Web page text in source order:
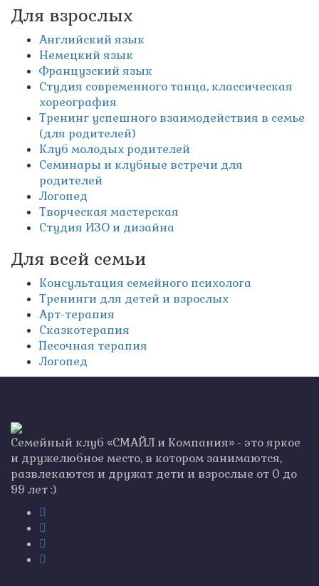
Для взрослых
Английский язык
Немецкий язык
Французский язык
Студия современного танца, классическая
хореография
Тренинг успешного взаимодействия в семье
(для родителей)
Клуб молодых родителей
Семинары и клубные встречи для
родителей
Логопед
Творческая мастерская
Студия ИЗО и дизайна
Для всей семьи
Консультация семейного психолога
Тренинги для детей и взрослых
Арт-терапия
Сказкотерапия
Песочная терапия
Логопед
Семейный клуб «СМАЙЛ и Компания» - это яркое
и дружелюбное место, в котором занимаются,
развлекаются и дружат дети и взрослые от 0 до
99 лет :)